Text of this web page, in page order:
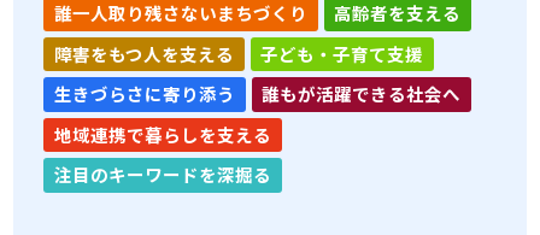
誰一人取り残さないまちづくり
高齢者を支える
障害をもつ人を支える
子ども・子育て支援
生きづらさに寄り添う
誰もが活躍できる社会へ
地域連携で暮らしを支える
注目のキーワードを深掘る